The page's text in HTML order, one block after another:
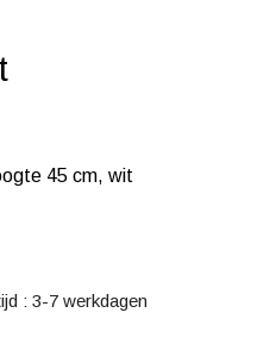
45 cm, wit
: 3-7 werkdagen